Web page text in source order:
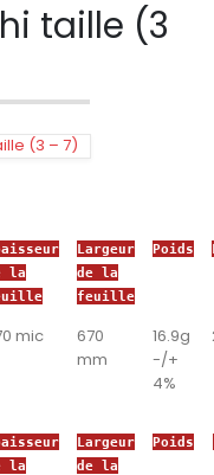
taille (3
(3 – 7)
la
Largeur
de la
feuille
Poids
mic
670
mm
16.9g
-/+
4%
la
Largeur
de la
Poids